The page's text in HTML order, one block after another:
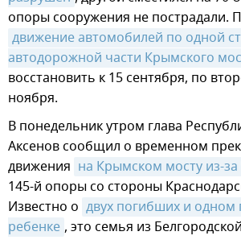
опоры сооружения не пострадали.
движение автомобилей по одной
автодорожной части Крымского
восстановить к 15 сентября, по
ноября.
В понедельник утром глава
Аксенов сообщил о временном
движения на Крымском мосту из-
145-й опоры со стороны
Известно о двух погибших и
ребенке , это семья из